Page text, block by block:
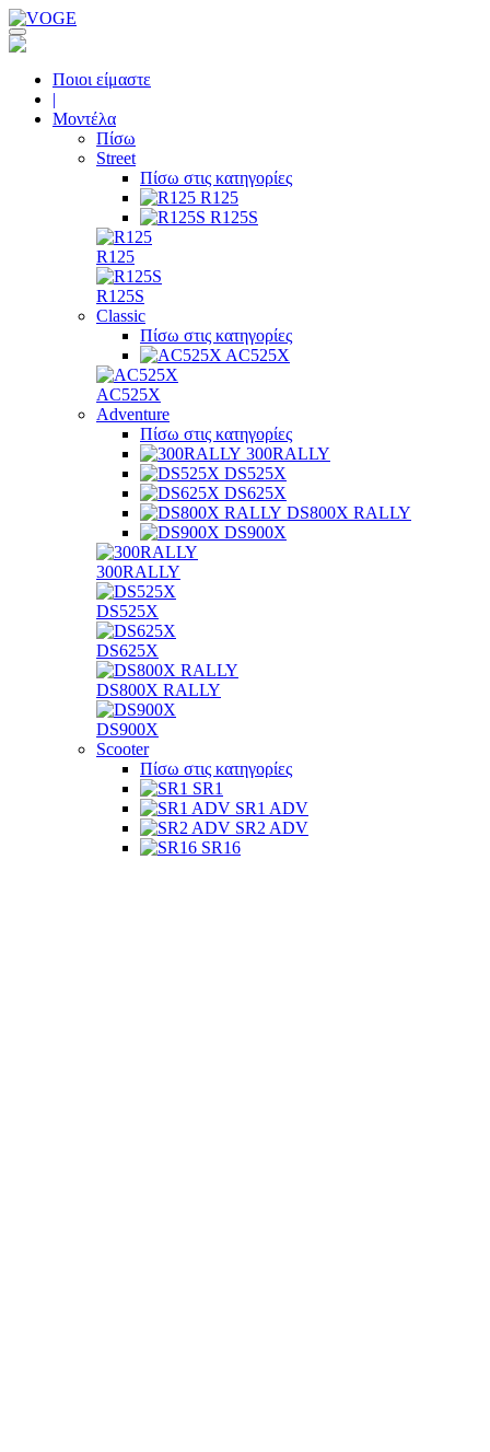
Ποιοι είμαστε
|
Μοντέλα
Πίσω
Street
Πίσω στις κατηγορίες
R125
R125S
R125
R125S
Classic
Πίσω στις κατηγορίες
AC525X
AC525X
Adventure
Πίσω στις κατηγορίες
300RALLY
DS525X
DS625X
DS800Χ RALLY
DS900X
300RALLY
DS525X
DS625X
DS800Χ RALLY
DS900X
Scooter
Πίσω στις κατηγορίες
SR1
SR1 ADV
SR2 ADV
SR16